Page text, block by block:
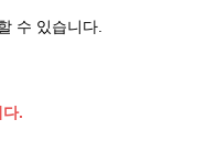
수 있습니다.
.